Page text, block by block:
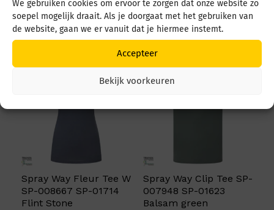
We gebruiken cookies om ervoor te zorgen dat onze website zo
soepel mogelijk draait. Als je doorgaat met het gebruiken van
de website, gaan we er vanuit dat je hiermee instemt.
Accepteer
Bekijk voorkeuren
Emberglow/Bonsai
€189,95
Balsam green
Spray Way Fleur Tee W
SP-008667 SP-01714
Flint Stone
Spray Way Clip Tee SP-
007948 SP-01623
Balsam green